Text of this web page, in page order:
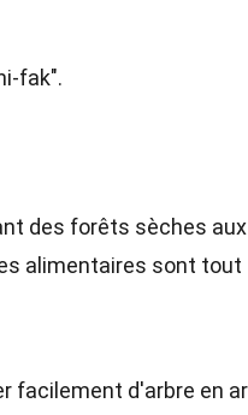
fak".
des forêts sèches aux
alimentaires sont tout
facilement d'arbre en